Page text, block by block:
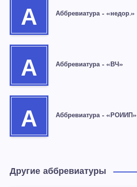
А Аббревиатура – «недор.»
А Аббревиатура – «ВЧ»
А Аббревиатура – «РОИИП»
Другие аббревиатуры